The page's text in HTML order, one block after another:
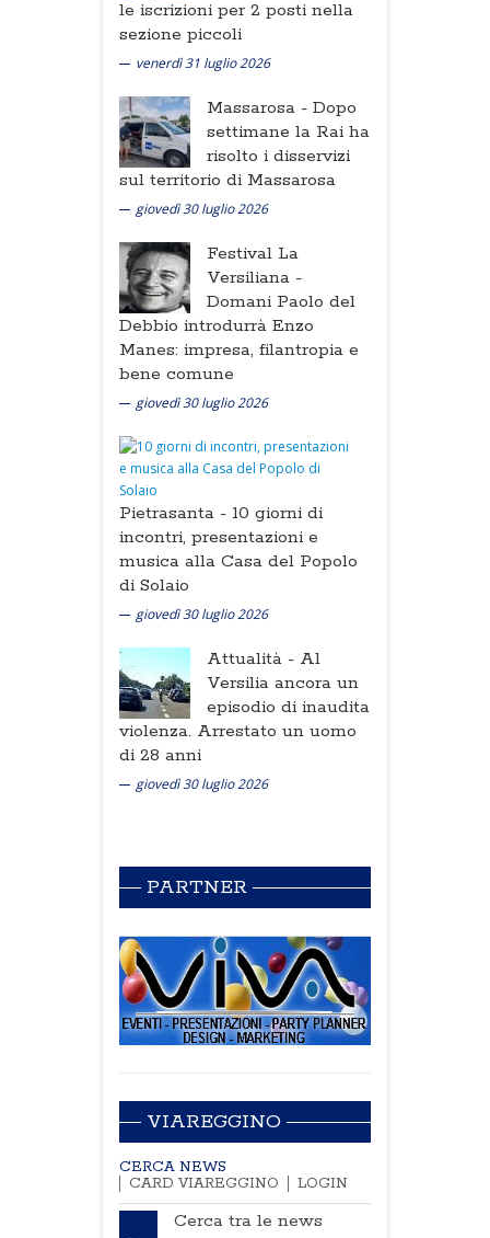
le iscrizioni per 2 posti nella
sezione piccoli
venerdì 31 luglio 2026
Massarosa - Dopo
settimane la Rai ha
risolto i disservizi
sul territorio di Massarosa
giovedì 30 luglio 2026
Festival La
Versiliana -
Domani Paolo del
Debbio introdurrà Enzo
Manes: impresa, filantropia e
bene comune
giovedì 30 luglio 2026
Pietrasanta - 10 giorni di
incontri, presentazioni e
musica alla Casa del Popolo
di Solaio
giovedì 30 luglio 2026
Attualità - Al
Versilia ancora un
episodio di inaudita
violenza. Arrestato un uomo
di 28 anni
giovedì 30 luglio 2026
PARTNER
VIAREGGINO
CERCA NEWS
CARD VIAREGGINO
LOGIN
Cerca tra le news